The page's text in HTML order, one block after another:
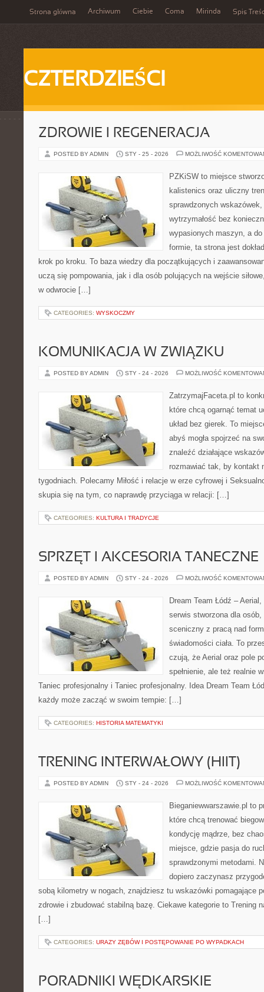
Strona główna Archiwum Ciebie Coma Mirinda Spis
CZTERDZIEŚCI
ZDROWIE I REGENERACJA
POSTED BY ADMIN STY - 25 - 2026 MOŻLIWOŚĆ
PZKiSW to miejsce
kalistenics oraz uliczny
sprawdzonych
wytrzymałość bez
wypasionych maszyn, a
formie, ta strona jest
krok po kroku. To baza wiedzy dla początkujących i
uczą się pompowania, jak i dla osób polujących na wejście
w odwrocie […]
CATEGORIES: WYSKOCZMY
KOMUNIKACJA W ZWIĄZKU
POSTED BY ADMIN STY - 24 - 2026 MOŻLIWOŚĆ
ZatrzymajFaceta.pl to
które chcą ogarnąć temat
układ bez gierek. To
abyś mogła spojrzeć na
znaleźć działające
rozmawiać tak, by kontakt
tygodniach. Polecamy Miłość i relacje w erze cyfrowej i
skupia się na tym, co naprawdę przyciąga w relacji: […]
CATEGORIES: KULTURA I TRADYCJE
SPRZĘT I AKCESORIA TANECZNE
POSTED BY ADMIN STY - 24 - 2026 MOŻLIWOŚĆ
Dream Team Łódź –
serwis stworzona dla
sceniczny z pracą nad
świadomości ciała. To
czują, że Aerial oraz pole
spełnienie, ale też realnie
Taniec profesjonalny i Taniec profesjonalny. Idea Dream Team
każdy może zacząć w swoim tempie: […]
CATEGORIES: HISTORIA MATEMATYKI
TRENING INTERWAŁOWY (HIIT)
POSTED BY ADMIN STY - 24 - 2026 MOŻLIWOŚĆ
Bieganiewwarszawie.pl to
które chcą trenować
kondycję mądrze, bez
miejsce, gdzie pasja do
sprawdzonymi metodami.
dopiero zaczynasz
sobą kilometry w nogach, znajdziesz tu wskazówki pomagające
zdrowie i zbudować stabilną bazę. Ciekawe kategorie to Trening
[…]
CATEGORIES: URAZY ZĘBÓW I POSTĘPOWANIE PO WYPADKACH
PORADNIKI WĘDKARSKIE